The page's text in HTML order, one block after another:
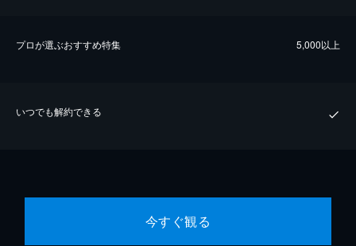
プロが選ぶおすすめ特集 5,000以上
いつでも解約できる
今すぐ観る